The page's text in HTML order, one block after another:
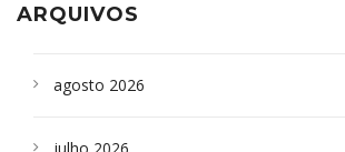
ARQUIVOS
agosto 2026